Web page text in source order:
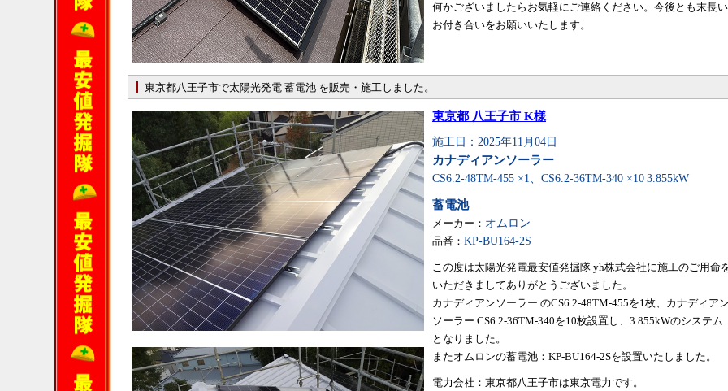
何かございましたらお気軽にご連絡ください。今後とも末長い
お付き合いをお願いいたします。
東京都八王子市で太陽光発電 蓄電池 を販売・施工しました。
東京都 八王子市 K様
施工日：2025年11月04日
カナディアンソーラー
CS6.2-48TM-455 ×1、CS6.2-36TM-340 ×10 3.855kW
蓄電池
メーカー： オムロン
品番： KP-BU164-2S
この度は太陽光発電最安値発掘隊 yh株式会社に施工のご用命
いただきましてありがとうございました。
カナディアンソーラー のCS6.2-48TM-455を1枚、カナディア
ソーラー CS6.2-36TM-340を10枚設置し、3.855kWのシステム
となりました。
またオムロンの蓄電池：KP-BU164-2Sを設置いたしました。
電力会社：東京都八王子市は東京電力です。